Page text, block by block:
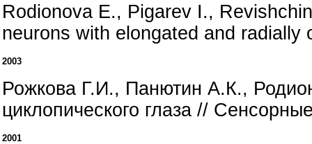
Rodionova E., Pigarev I.,
neurons with elongated and
2003
Рожкова Г.И., Панютин А.К.,
циклопического глаза //
2001